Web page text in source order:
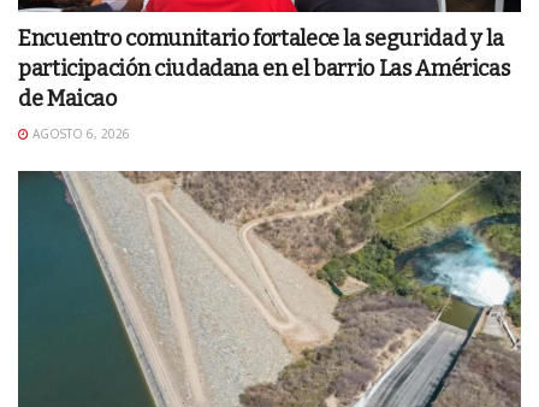
Encuentro comunitario fortalece la seguridad y la
participación ciudadana en el barrio Las Américas
de Maicao
AGOSTO 6, 2026